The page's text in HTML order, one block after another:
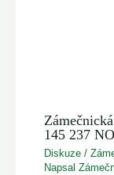
145 237
Diskuze /
Napsal